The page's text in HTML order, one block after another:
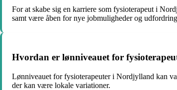
For at skabe sig en karriere som fysioterapeut i
samt være åben for nye jobmuligheder og
Hvordan er lønniveauet for
Lønniveauet for fysioterapeuter i Nordjylland kan
der kan være lokale variationer.